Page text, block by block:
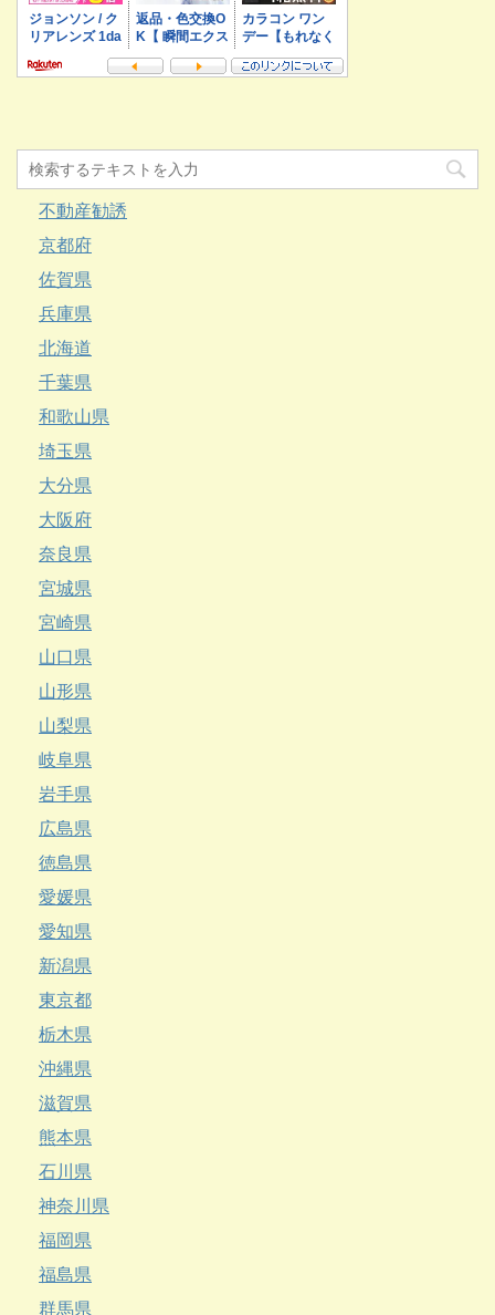
不動産勧誘
京都府
佐賀県
兵庫県
北海道
千葉県
和歌山県
埼玉県
大分県
大阪府
奈良県
宮城県
宮崎県
山口県
山形県
山梨県
岐阜県
岩手県
広島県
徳島県
愛媛県
愛知県
新潟県
東京都
栃木県
沖縄県
滋賀県
熊本県
石川県
神奈川県
福岡県
福島県
群馬県